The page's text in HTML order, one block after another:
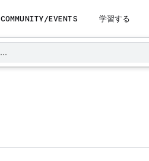
COMMUNITY/EVENTS 学習する